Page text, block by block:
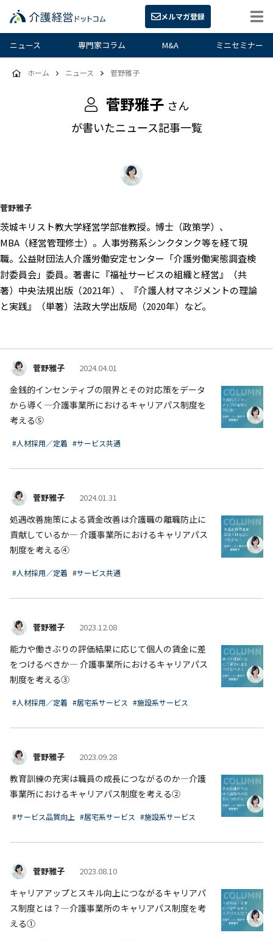
メルマガ登録
ニュース 専門家コラム M&A ミニセミナー
菅野雅子 さん
が書いたニュース記事一覧
ホーム ニュース 菅野雅子
菅野雅子
茨城キリスト教大学経営学部准教授。博士（政策学）、
MBA（経営管理修士）。人事労務系シンクタンク等を経て現
職。公益財団法人介護労働安定センター「介護労働実態調査検
討委員会」委員。著書に『福祉サービスの組織と経営』（共
著）中央法規出版（2021年）、『介護人材マネジメントの理論
と実践』（単著）法政大学出版局（2020年）など。
菅野雅子 2024.04.01
金銭的インセンティブの限界とその対応策をデータ
から導く―介護事業所におけるキャリアパス制度を
考える⑤
#人材採用／定着 #サービス共通
菅野雅子 2024.01.31
処遇改善施策による賃金改善は介護職の離職防止に
貢献しているか― 介護事業所におけるキャリアパス
制度を考える④
#人材採用／定着 #サービス共通
菅野雅子 2023.12.08
能力や働きぶりの評価結果に応じて個人の賃金に差
をつけるべきか― 介護事業所におけるキャリアパス
制度を考える③
#人材採用／定着 #居宅系サービス #施設系サービス
菅野雅子 2023.09.28
教育訓練の充実は職員の成長につながるのか―介護
事業所におけるキャリアパス制度を考える②
#サービス品質向上 #居宅系サービス #施設系サービス
菅野雅子 2023.08.10
キャリアアップとスキル向上につながるキャリアパ
ス制度とは？―介護事業所のキャリアパス制度を考
える①